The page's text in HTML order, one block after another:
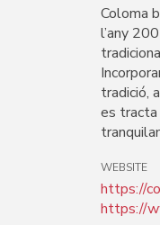
Coloma
l’any
tradició,
es tracta
WEBSITE
https://
https://